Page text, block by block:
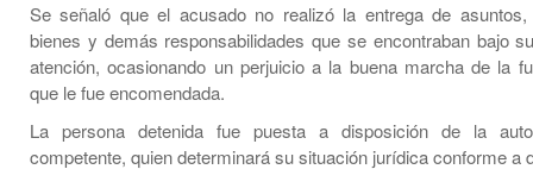
Se señaló que el acusado no realizó la entrega de asuntos,
bienes y demás responsabilidades que se encontraban bajo
atención, ocasionando un perjuicio a la buena marcha de la
que le fue encomendada.
La persona detenida fue puesta a disposición de la
competente, quien determinará su situación jurídica conforme a